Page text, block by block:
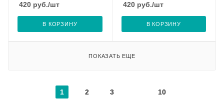
420 руб./шт
В КОРЗИНУ
420руб./шт
В КОРЗИНУ
ПОКАЗАТЬ ЕЩЕ
1 2 3 10